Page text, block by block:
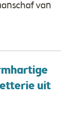
van
uit